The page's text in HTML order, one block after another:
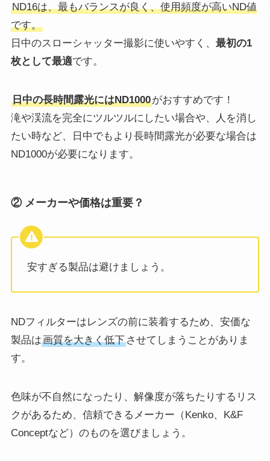
ND16は、最もバランスが良く、使用頻度が高いND値
です。
日中のスローシャッター撮影に使いやすく、 最初の1
枚として最適です。
日中の長時間露光にはND1000がおすすめです！
滝や渓流を完全にツルツルにしたい場合や、人を消し
たい時など、日中でもより長時間露光が必要な場合は
ND1000が必要になります。
② メーカーや価格は重要？
安すぎる製品は避けましょう。
NDフィルターはレンズの前に装着するため、安価な
製品は画質を大きく低下させてしまうことがありま
す。
色味が不自然になったり、解像度が落ちたりするリス
クがあるため、信頼できるメーカー（Kenko、K&F
Conceptなど）のものを選びましょう。